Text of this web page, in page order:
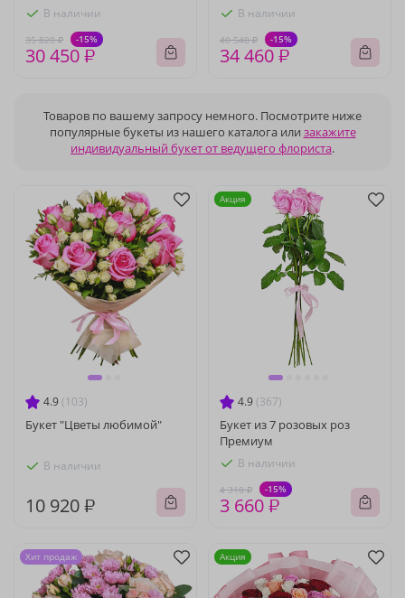
В наличии
35 820 ₽ -15%
30 450 ₽
В наличии
40 540 ₽ -15%
34 460 ₽
Товаров по вашему запросу немного. Посмотрите ниже
популярные букеты из нашего каталога или закажите
индивидуальный букет от ведущего флориста.
4.9 (103)
Букет "Цветы любимой"
В наличии
10 920 ₽
4.9 (367)
Букет из 7 розовых роз
Премиум
В наличии
4 310 ₽ -15%
3 660 ₽
Акция
Хит продаж Акция